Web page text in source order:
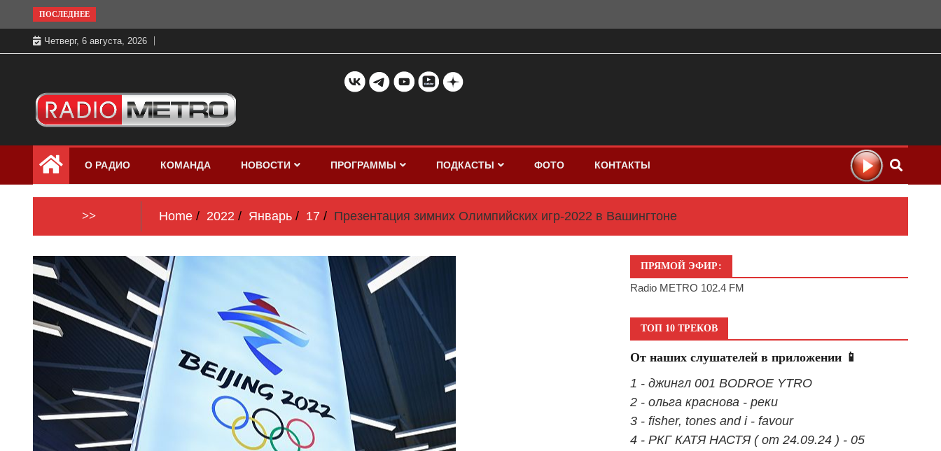
to
content
ПОСЛЕДНЕЕ
Четверг, 6 августа, 2026
Радио МЕТРО
бесплатно в хорошем качестве Санкт-
Петербург и Россия
О РАДИО КОМАНДА НОВОСТИ ПРОГРАММЫ ПОДКАСТЫ ФОТО КОНТАКТЫ
>> Home 2022 Январь 17 Презентация зимних Олимпийских игр-2022 в Вашингтоне
ПРЯМОЙ ЭФИР:
Radio METRO 102.4 FM
ТОП 10 ТРЕКОВ
От наших слушателей в приложении 📱
1 - джингл 001 BODROE YTRO
2 - ольга краснова - реки
3 - fisher, tones and i - favour
4 - РКГ КАТЯ НАСТЯ ( от 24.09.24 ) - 05